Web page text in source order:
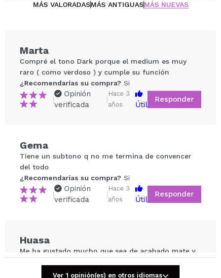
MÁS VALORADASMÁS ANTIGUASMÁS NUEVAS
Tu vídeo podría ser el primero. Imagínatelo...
¿Recomendarías su compra? Si No
5/5
Marta
Compré el tono Dark porque el medium es muy
raro ( como verdoso ) y cumple su función
¿Recomendarías su compra? Si
|
Opinión
verificada
|
Hace 3
años
Útil
Responder
Gema
Tiene un subtono q no me termina de convencer
del todo
¿Recomendarías su compra? Si
|
Opinión
verificada
|
Hace 3
años
Útil
Responder
Huasa
Me ha gustado mucho que sea de acabado mate y
rápido con la brocha porque se queda fijo y dura
Ver 1 opinión(es) en otros idiomas